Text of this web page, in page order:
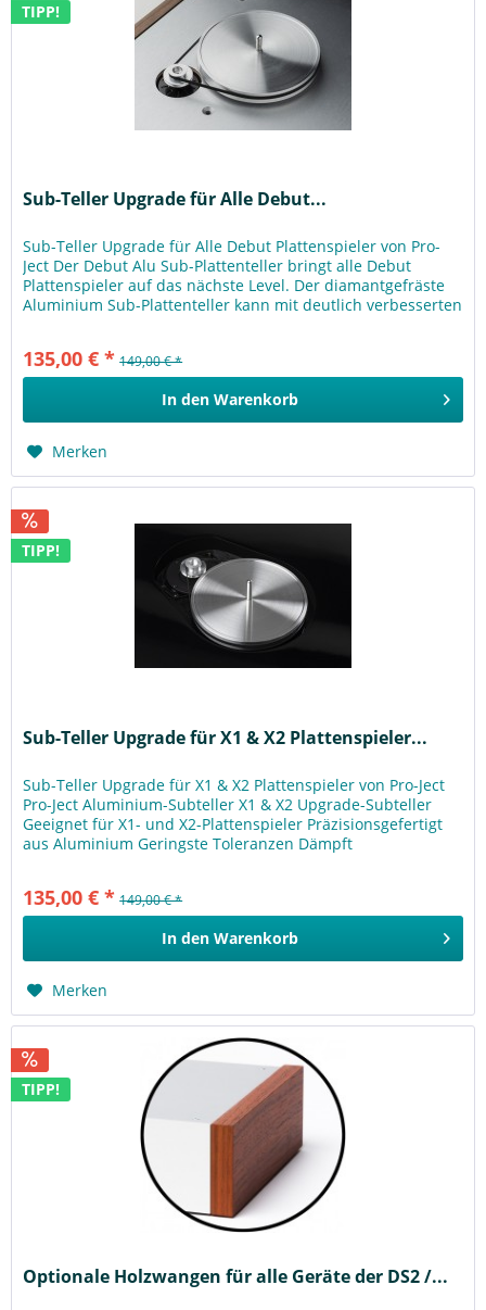
TIPP!
Sub-Teller Upgrade für Alle Debut...
Sub-Teller Upgrade für Alle Debut Plattenspieler von Pro-
Ject Der Debut Alu Sub-Plattenteller bringt alle Debut
Plattenspieler auf das nächste Level. Der diamantgefräste
Aluminium Sub-Plattenteller kann mit deutlich verbesserten
135,00 € * 149,00 € *
In den Warenkorb
Merken
TIPP!
Sub-Teller Upgrade für X1 & X2 Plattenspieler...
Sub-Teller Upgrade für X1 & X2 Plattenspieler von Pro-Ject
Pro-Ject Aluminium-Subteller X1 & X2 Upgrade-Subteller
Geeignet für X1- und X2-Plattenspieler Präzisionsgefertigt
aus Aluminium Geringste Toleranzen Dämpft
135,00 € * 149,00 € *
In den Warenkorb
Merken
TIPP!
Optionale Holzwangen für alle Geräte der DS2 /...